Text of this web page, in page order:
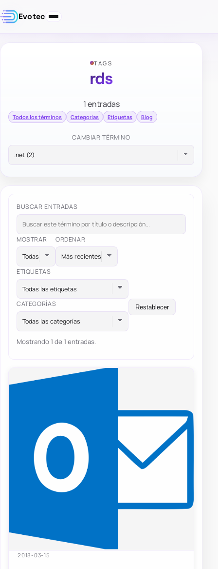
Evotec
TAGS
rds
1 entradas
Todos los términos Categorías Etiquetas Blog
CAMBIAR TÉRMINO
BUSCAR ENTRADAS
MOSTRAR ORDENAR
ETIQUETAS
Todas las etiquetas
CATEGORÍAS
Todas las categorías
Restablecer
Mostrando 1 de 1 entradas.
2018-03-15